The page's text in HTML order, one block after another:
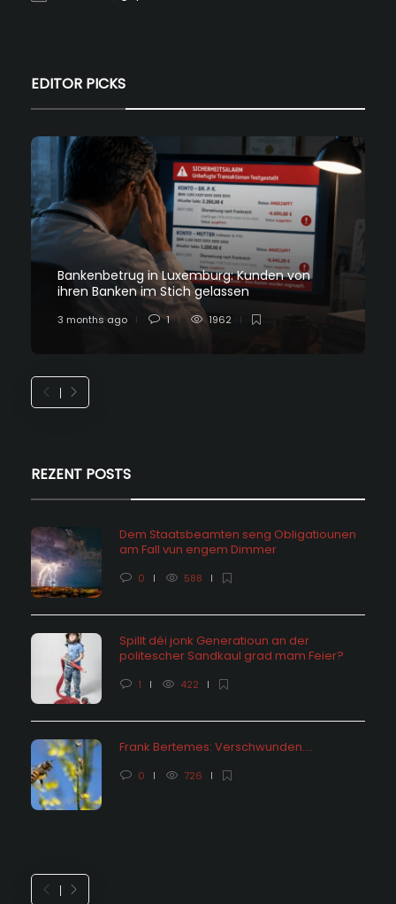
EDITOR PICKS
Bankenbetrug in Luxemburg: Kunden von
ihren Banken im Stich gelassen
3 months ago 1 1962
REZENT POSTS
Dem Staatsbeamten seng Obligatiounen
am Fall vun engem Dimmer
0 588
Spillt déi jonk Generatioun an der
politescher Sandkaul grad mam Feier?
1 422
Frank Bertemes: Verschwunden….
0 726